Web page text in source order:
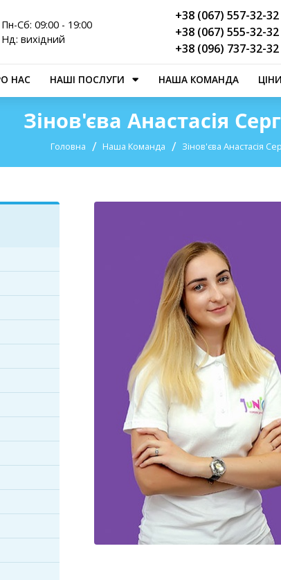
Пн-Сб: 09:00 - 19:00
Нд: вихідний
+38 (067) 557-32-32
+38 (067) 555-32-32
+38 (096) 737-32-32
НАС НАШІ ПОСЛУГИ НАША КОМАНДА ЦІНИ
Зінов'єва Анастасія
Головна Наша Команда Зінов'єва Анастасія